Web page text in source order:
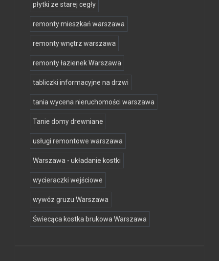
płytki ze starej cegły
remonty mieszkań warszawa
remonty wnętrz warszawa
remonty łazienek Warszawa
tabliczki informacyjne na drzwi
tania wycena nieruchomości warszawa
Tanie domy drewniane
usługi remontowe warszawa
Warszawa - układanie kostki
wycieraczki wejściowe
wywóz gruzu Warszawa
Świecąca kostka brukowa Warszawa